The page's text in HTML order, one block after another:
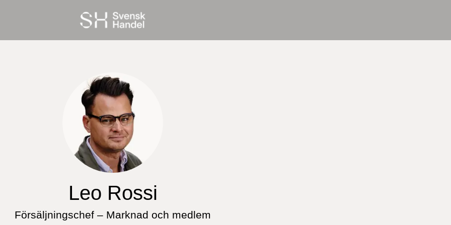
Leo Rossi
Försäljningschef – Marknad och medlem